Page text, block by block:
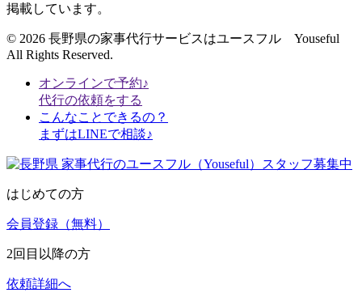
掲載しています。
© 2026 長野県の家事代行サービスはユースフル Youseful
All Rights Reserved.
オンラインで予約♪
代行の依頼をする
こんなことできるの？
まずはLINEで相談♪
はじめての方
会員登録（無料）
2回目以降の方
依頼詳細へ